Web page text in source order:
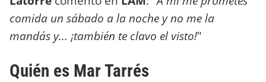
comida un sábado a la noche y no me la
mandás y... ¡también te clavo el visto!"
Quién es Mar Tarrés